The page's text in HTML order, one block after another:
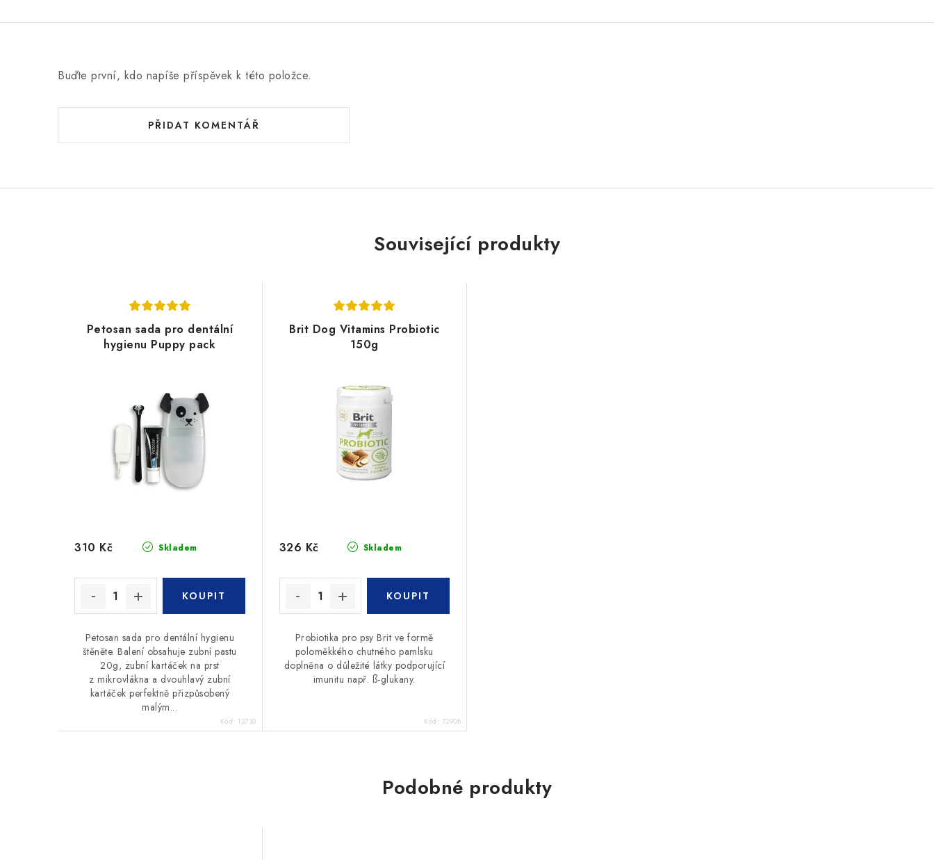
c
n
Buďte první, kdo napíše příspěvek k této položce.
PŘIDAT KOMENTÁŘ
Související produkty
Petosan sada pro dentální
hygienu Puppy pack
Skladem
310 Kč
Petosan sada pro dentální hygienu
štěněte. Balení obsahuje zubní pastu
20g, zubní kartáček na prst
z mikrovlákna a dvouhlavý zubní
kartáček perfektně přizpůsobený
malým...
Kód: 12730
Brit Dog Vitamins Probiotic
150g
Skladem
326 Kč
Probiotika pro psy Brit ve formě
poloměkkého chutného pamlsku
doplněna o důležité látky podporující
imunitu např. ß-glukany.
Kód: 72908
Podobné produkty